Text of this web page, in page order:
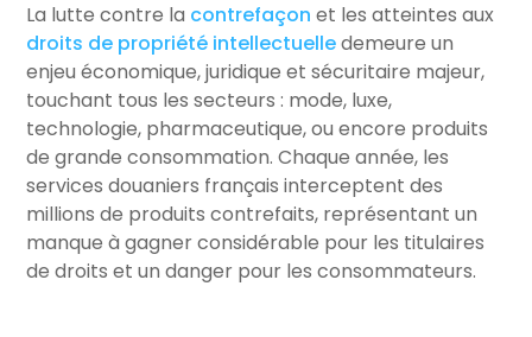
La lutte contre la contrefaçon et les atteintes aux
droits de propriété intellectuelledemeure un
enjeu économique, juridique et sécuritaire majeur,
touchant tous les secteurs : mode, luxe,
technologie, pharmaceutique, ou encore produits
de grande consommation. Chaque année, les
services douaniers français interceptent des
millions de produits contrefaits, représentant un
manque à gagner considérable pour les titulaires
de droits et un danger pour les consommateurs.